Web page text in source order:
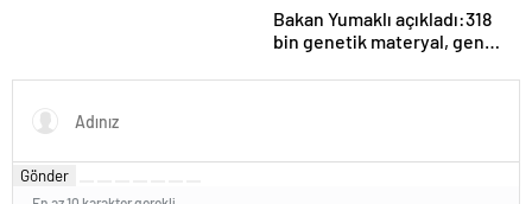
Bakan Yumaklı açıkladı:318
bin genetik materyal, gen
altında
Gönder